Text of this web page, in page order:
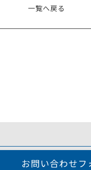
一覧へ戻る
お問い合わせフ